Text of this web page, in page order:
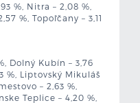
%, Nitra – 2,08 %,
%, Topoľčany – 3,11
Dolný Kubín – 3,76
%, Liptovský Mikuláš
– 2,63 %,
Teplice – 4,20 %,